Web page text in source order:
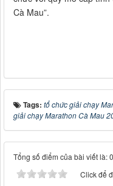
Cà Mau”.
Tags: tổ chức giải chạy
giải chạy Marathon Cà Mau
Tổng số điểm của bài viết là:
Click để